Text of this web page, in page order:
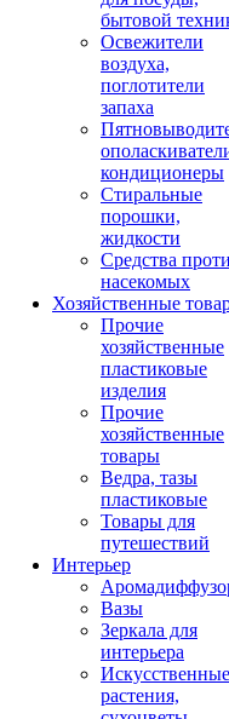
бытовой
Освежители
воздуха,
поглотители
запаха
кондиционеры
Стиральные
порошки,
жидкости
Средства
насекомых
Хозяйственные
Прочие
хозяйственные
пластиковые
изделия
Прочие
хозяйственные
товары
Ведра, тазы
пластиковые
Товары для
путешествий
Интерьер
Вазы
Зеркала для
интерьера
Искусственные
растения,